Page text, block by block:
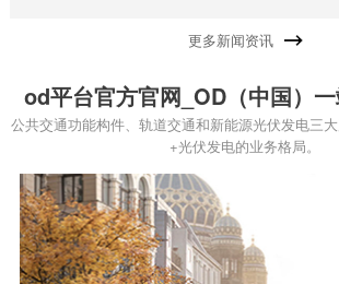
更多新闻资讯
od平台官方官网_OD（中国）
公共交通功能构件、轨道交通和新能源光伏发电三
+光伏发电的业务格局。